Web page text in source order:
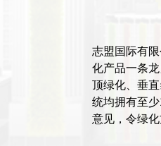
志盟国际有
化产品一条
顶绿化、垂
统均拥有至
意见，令绿